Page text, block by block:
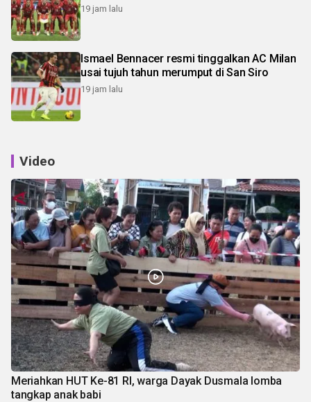
19 jam lalu
Ismael Bennacer resmi tinggalkan AC Milan
usai tujuh tahun merumput di San Siro
19 jam lalu
Video
Meriahkan HUT Ke-81 RI, warga Dayak Dusmala lomba
tangkap anak babi